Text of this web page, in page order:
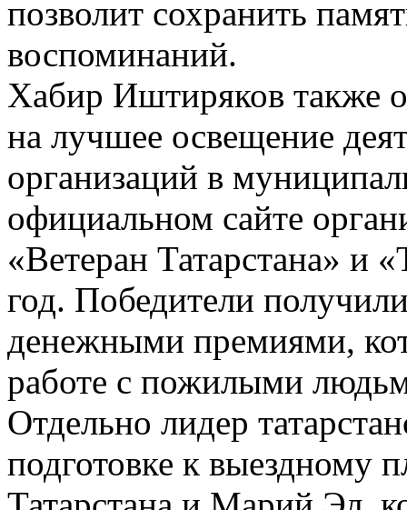
позволит сохранить
воспоминаний.
Хабир Иштиряков также
на лучшее освещение
организаций в
официальном сайте
«Ветеран Татарстана» и
год. Победители
денежными премиями,
работе с пожилыми
Отдельно лидер
подготовке к выездному